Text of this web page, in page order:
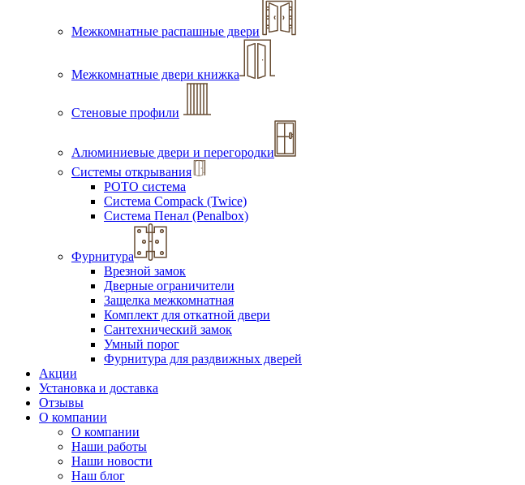
Межкомнатные распашные двери
Межкомнатные двери книжка
Стеновые профили
Алюминиевые двери и перегородки
Системы открывания
РОТО система
Система Compack (Twice)
Система Пенал (Penalbox)
Фурнитура
Врезной замок
Дверные ограничители
Защелка межкомнатная
Комплект для откатной двери
Сантехнический замок
Умный порог
Фурнитура для раздвижных дверей
Акции
Установка и доставка
Отзывы
О компании
О компании
Наши работы
Наши новости
Наш блог